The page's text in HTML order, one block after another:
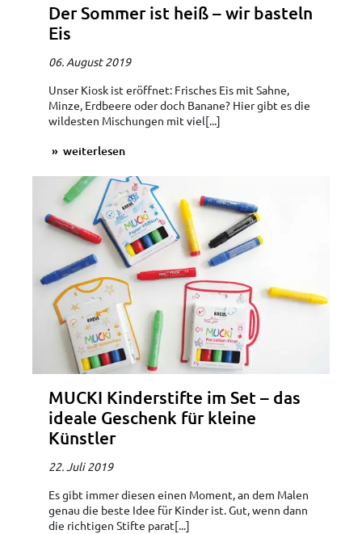
Der Sommer ist heiß – wir basteln
Eis
06. August 2019
Unser Kiosk ist eröffnet: Frisches Eis mit Sahne,
Minze, Erdbeere oder doch Banane? Hier gibt es die
wildesten Mischungen mit viel[...]
weiterlesen
MUCKI Kinderstifte im Set – das
ideale Geschenk für kleine
Künstler
22. Juli 2019
Es gibt immer diesen einen Moment, an dem Malen
genau die beste Idee für Kinder ist. Gut, wenn dann
die richtigen Stifte parat[...]